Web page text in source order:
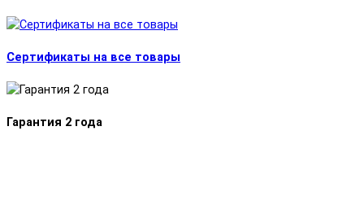
Сертификаты на все товары
Гарантия 2 года